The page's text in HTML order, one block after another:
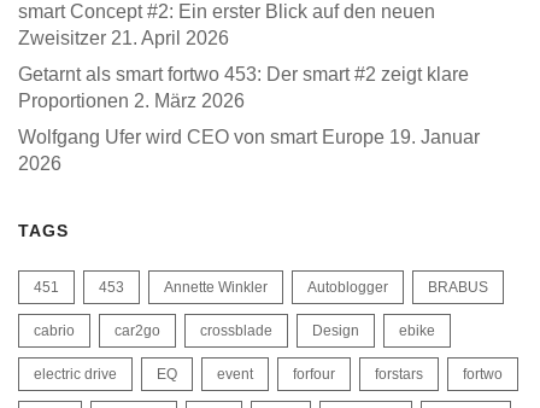
smart Concept #2: Ein erster Blick auf den neuen
Zweisitzer 21. April 2026
Getarnt als smart fortwo 453: Der smart #2 zeigt klare
Proportionen 2. März 2026
Wolfgang Ufer wird CEO von smart Europe 19. Januar
2026
TAGS
451 453 Annette Winkler Autoblogger BRABUS
cabrio car2go crossblade Design ebike
electric drive EQ event forfour forstars fortwo